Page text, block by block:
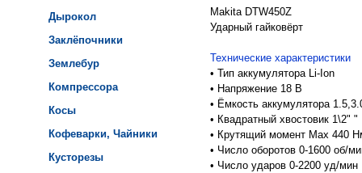
Дырокол
Заклёпочники
Землебур
Компрессора
Косы
Кофеварки, Чайники
Кусторезы
Makita DTW450Z
Ударный гайковёрт
Технические характеристики
• Тип аккумулятора Li-Ion
• Напряжение 18 В
• Ёмкость аккумулятора
• Квадратный хвостовик 1\2" "
• Крутящий момент Max 440
• Число оборотов 0-1600 об/
• Число ударов 0-2200 уд/мин